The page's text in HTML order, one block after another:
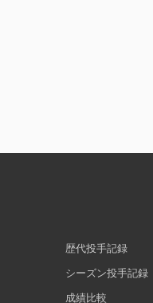
歴代投手記録
シーズン投手記録
成績比較